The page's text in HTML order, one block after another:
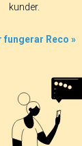
kunder.
fungerar Reco »